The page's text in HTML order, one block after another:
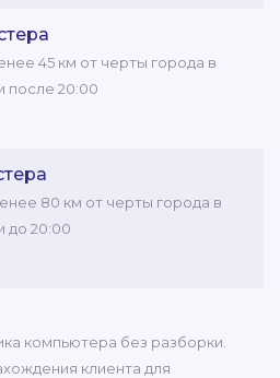
45 км от черты города в
после 20:00
80 км от черты города в
до 20:00
компьютера без разборки.
клиента для